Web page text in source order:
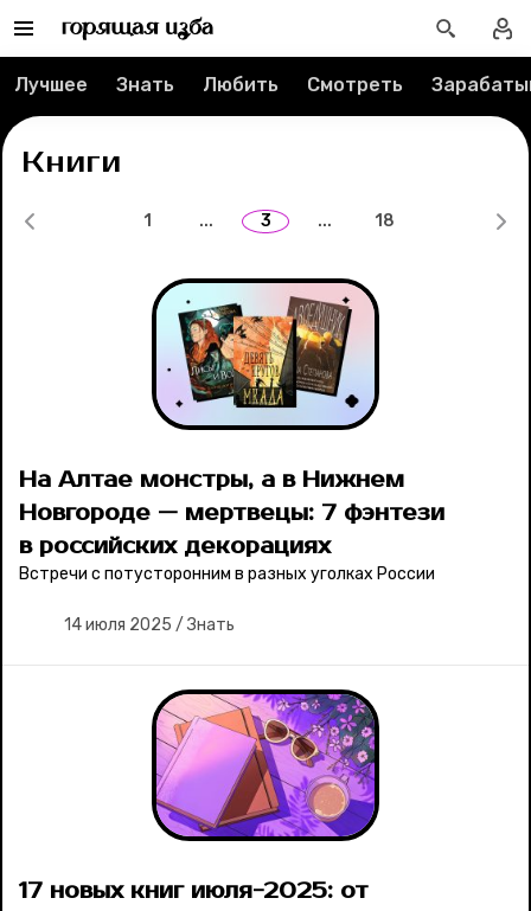
Рубрики
Секспросвет
Великие женщины
Ваши истории
Лучшее Знать Любить Смотреть
Книги
1 ... 3 ... 18
На Алтае монстры, а в Нижнем
Новгороде — мертвецы: 7 фэнтези
в российских декорациях
Встречи с потусторонним в разных уголках России
14 июля 2025 / Знать
17 новых книг июля-2025: от